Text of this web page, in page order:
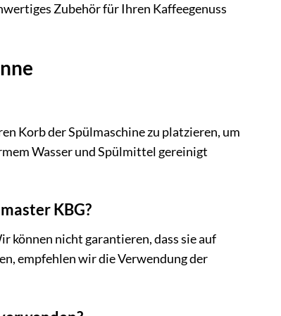
Zubehör für Ihren Kaffeegenuss
Korb der Spülmaschine zu platzieren, um
Wasser und Spülmittel gereinigt
KBG?
können nicht garantieren, dass sie auf
empfehlen wir die Verwendung der